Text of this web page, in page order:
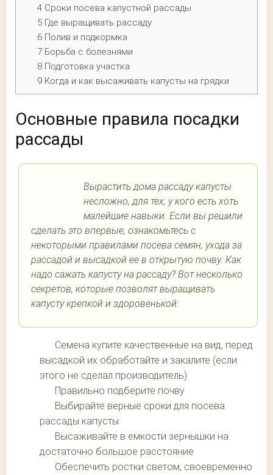
4 Сроки посева капустной рассады
5 Где выращивать рассаду
6 Полив и подкормка
7 Борьба с болезнями
8 Подготовка участка
9 Когда и как высаживать капусты на грядки
Основные правила посадки
рассады
Вырастить дома рассаду капусты
несложно, для тех, у кого есть хоть
малейшие навыки. Если вы решили
сделать это впервые, ознакомьтесь с
некоторыми правилами посева семян, ухода за
рассадой и высадкой ее в открытую почву. Как
надо сажать капусту на рассаду? Вот несколько
секретов, которые позволят выращивать
капусту крепкой и здоровенькой:
Семена купите качественные на вид, перед
высадкой их обработайте и закалите (если
этого не сделал производитель)
Правильно подберите почву
Выбирайте верные сроки для посева
рассады капусты
Высаживайте в емкости зернышки на
достаточно большое расстояние
Обеспечить ростки светом, своевременно